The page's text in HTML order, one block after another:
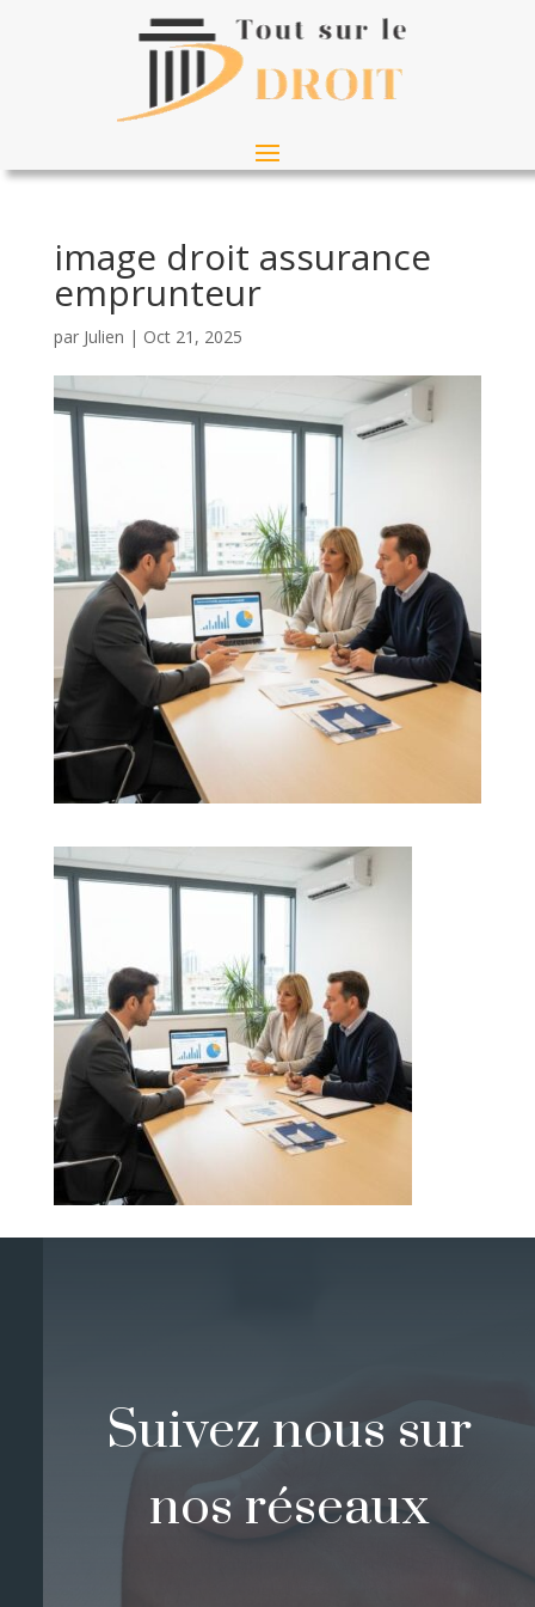
image droit assurance
emprunteur
par Julien | Oct 21, 2025
Suivez nous sur
nos réseaux